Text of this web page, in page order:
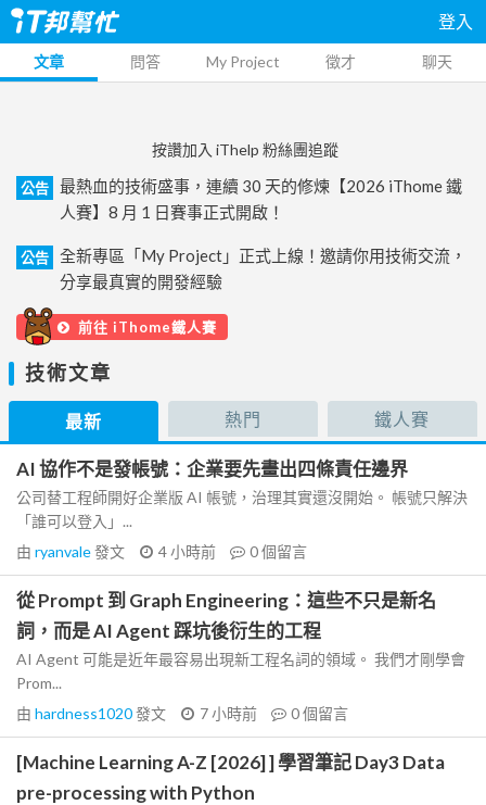
登入
文章 問答 My Project 徵才 聊天
按讚加入 iThelp 粉絲團追蹤
公告
最熱血的技術盛事，連續 30 天的修煉【2026 iThome 鐵
人賽】8 月 1 日賽事正式開啟！
公告
全新專區「My Project」正式上線！邀請你用技術交流，
分享最真實的開發經驗
前往 iThome鐵人賽
技術文章
最新 熱門 鐵人賽
AI 協作不是發帳號：企業要先畫出四條責任邊界
公司替工程師開好企業版 AI 帳號，治理其實還沒開始。 帳號只解決
「誰可以登入」...
由 ryanvale發文 4 小時前 0個留言
從 Prompt 到 Graph Engineering：這些不只是新名
詞，而是 AI Agent 踩坑後衍生的工程
AI Agent 可能是近年最容易出現新工程名詞的領域。 我們才剛學會
Prom...
由 hardness1020發文 7 小時前 0個留言
[Machine Learning A-Z [2026] ] 學習筆記 Day3 Data
pre-processing with Python